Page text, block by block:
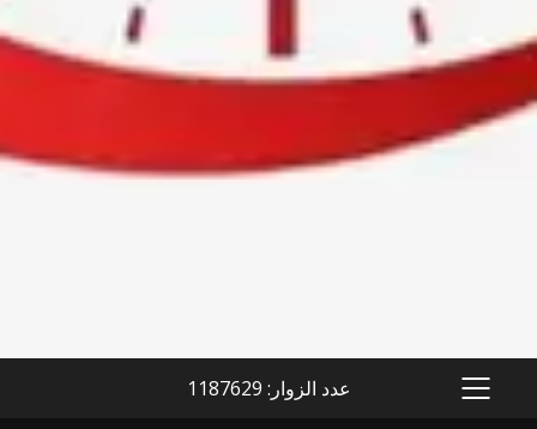
PRIMARY
عدد الزوار: 1187629